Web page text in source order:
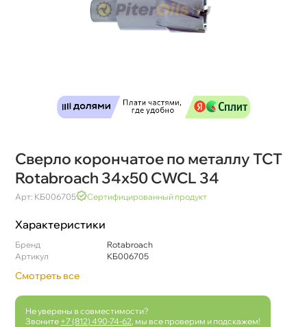
Сверло корончатое по металлу TCT
Rotabroach 34х50 CWCL 34
Арт: КБ006705 Сертифицированный продукт
Характеристики
Бренд
Rotabroach
Артикул
КБ006705
Смотреть все
Не уверены в совместимости?
Звоните +7 (812) 490-74-62 , мы все проверим и подскажем!